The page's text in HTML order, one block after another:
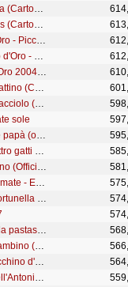
Piccolo Coro dell'Antoniano - Mettici la salsa (Cartoon)
Piccolo Coro dell'Antoniano - Adeste Fideles (Cartoon)
Ci vorrebbe un ventaglio - 66° Zecchino d'Oro - Piccolo Coro dell'Antoniano
Zitto e mosca! (official video) - 66° Zecchino d'Oro - Piccolo Coro dell'Antoniano
LE NOTE SON BAMBINE - 47° Zecchino d'Oro 2004 - Canzoni Animate
Piccolo Coro dell'Antoniano - Mono monopattino (Cartoon)
Piccolo Coro dell'Antoniano - L'orso col ghiacciolo (official video) - 65° Zecchino d'oro
sole
Piccolo Coro dell'Antoniano - Gioca con me papà (official video) - 65° Zecchino d'oro
Piccolo Coro dell'Antoniano - Quarantaquattro gatti Baby Dance (Official Video)
Piccolo Coro dell'Antoniano - L'inno del girino (Official Video)
IL KATALICAMMELLO (2016) - Canzoni Animate - English Version
Piccolo Coro dell'Antoniano - Coccinella sfortunella (Official video - 67° Zecchino d'Oro)
Piccolo Coro dell'Antoniano - La banda della pastasciutta (Cartoon)
Piccolo Coro dell'Antoniano - La rosa e il bambino (Official Video)
Piccolo Coro Antoniano - I Cartoni dello Zecchino d'Oro - Volume 1
CERCO IL TUO COLORE - Piccolo Coro dell'Antoniano - Canzoni Animate